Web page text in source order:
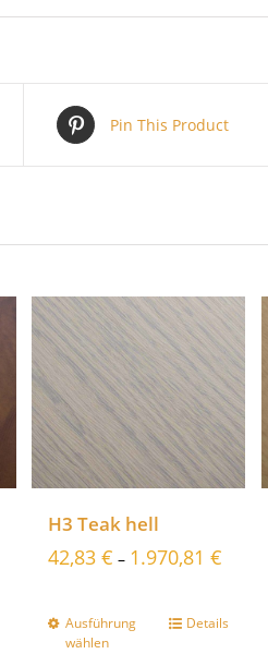
Pin This Product
H3 Teak hell
42,83€ – 1.970,81€
Ausführung
wählen
Details